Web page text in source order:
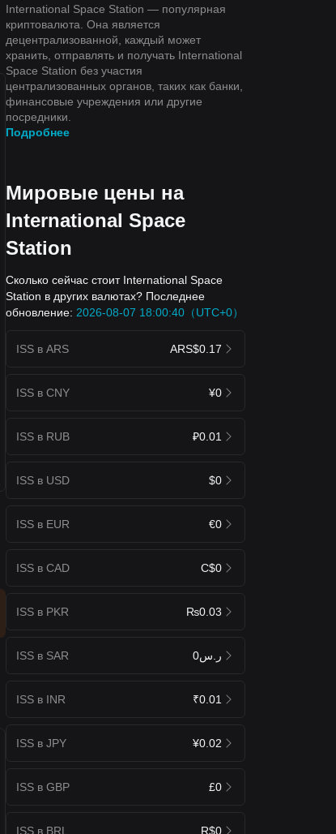
International Space Station — популярная
криптовалюта. Она является
децентрализованной, каждый может
хранить, отправлять и получать International
Space Station без участия
централизованных органов, таких как банки,
финансовые учреждения или другие
посредники.
Подробнее
Мировые цены на
International Space
Station
Сколько сейчас стоит International Space
Station в других валютах? Последнее
обновление: 2026-08-07 18:00:40（UTC+0）
ISS в ARS ARS$0.17
ISS в CNY ¥0
ISS в RUB ₽0.01
ISS в USD $0
ISS в EUR €0
ISS в CAD C$0
ISS в PKR ₨0.03
ISS в SAR ر.س0
ISS в INR ₹0.01
ISS в JPY ¥0.02
ISS в GBP £0
ISS в BRL R$0